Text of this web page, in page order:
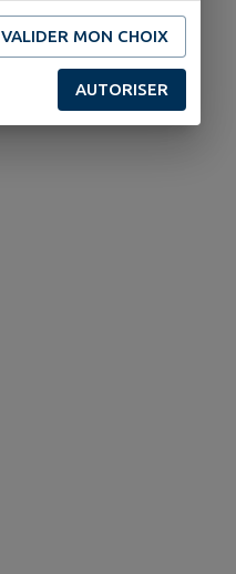
VALIDER MON CHOIX
AUTORISER